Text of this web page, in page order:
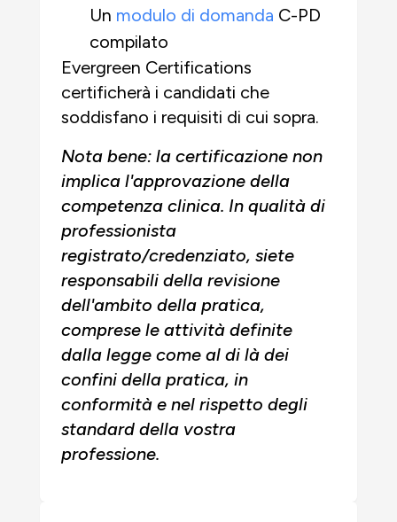
Un modulo di domanda C-PD
compilato
Evergreen Certifications
certificherà i candidati che
soddisfano i requisiti di cui sopra.
Nota bene: la certificazione non
implica l'approvazione della
competenza clinica. In qualità di
professionista
registrato/credenziato, siete
responsabili della revisione
dell'ambito della pratica,
comprese le attività definite
dalla legge come al di là dei
confini della pratica, in
conformità e nel rispetto degli
standard della vostra
professione.